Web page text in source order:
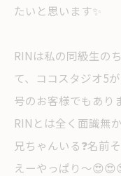
たいと思います✨
RINは私の同級生の
て、ココスタジオ5
号のお客様でもあり
RINとは全く面識無
兄ちゃんいる❓名前
えーやっぱり〜